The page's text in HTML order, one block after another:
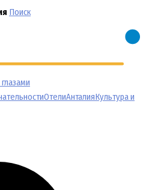
Поиск
ОтелиАнталияКультура и